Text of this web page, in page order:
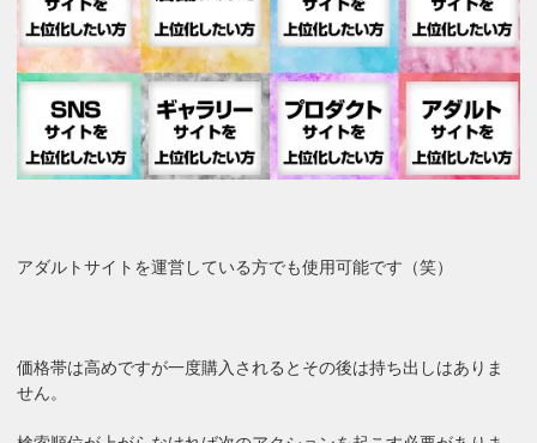
アダルトサイトを運営している方でも使用可能です（笑）
価格帯は高めですが一度購入されるとその後は持ち出しはありま
せん。